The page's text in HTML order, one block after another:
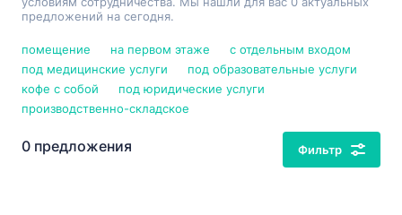
предложений на сегодня.
помещение на первом этаже
с отдельным входом
под медицинские услуги
под образовательные услуги
кофе с собой
под юридические услуги
производственно-складское
0 предложения Фильтр